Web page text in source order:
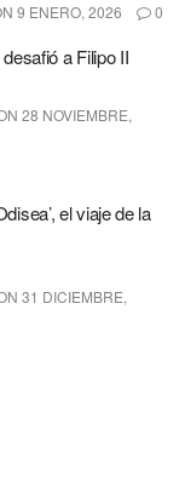
9 ENERO, 2026
0
a Filipo II
28 NOVIEMBRE,
el viaje de la
31 DICIEMBRE,